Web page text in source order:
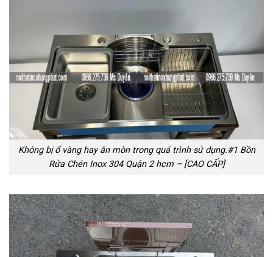
Không bị ố vàng hay ăn mòn trong quá trình sử dụng.#1 Bồn
Rửa Chén Inox 304 Quận 2 hcm – [CAO CẤP]